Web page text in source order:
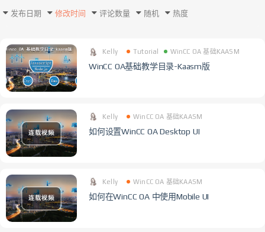
发布日期 修改时间 评论数量 随机 热度
Kelly Tutorial WinCC OA 基础KAASM
WinCC OA基础教学目录-Kaasm版
Kelly WinCC OA 基础KAASM
如何设置WinCC OA Desktop UI
Kelly WinCC OA 基础KAASM
如何在WinCC OA 中使用Mobile UI